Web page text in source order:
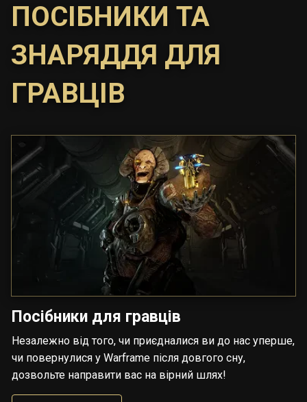
ПОСІБНИКИ ТА
ЗНАРЯДДЯ ДЛЯ
ГРАВЦІВ
Посібники для гравців
Незалежно від того, чи приєдналися ви до нас уперше,
чи повернулися у Warframe після довгого сну,
дозвольте направити вас на вірний шлях!